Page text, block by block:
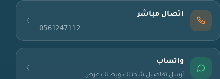
اتصال مباشر
0561247112
واتساب
أرسل تفاصيل شحنتك ويصلك عرض